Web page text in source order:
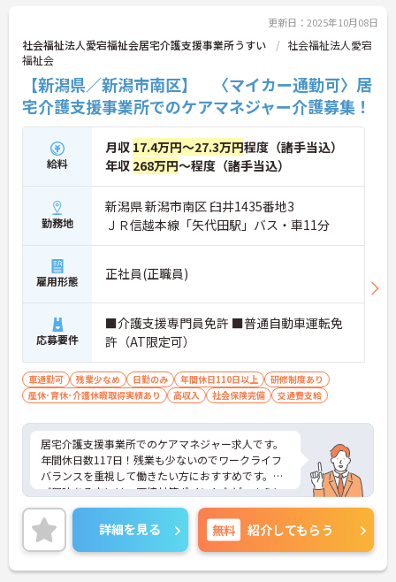
更新日：2025年10月08日
社会福祉法人愛宕福祉会居宅介護支援事業所うすい
社会福祉法人愛宕
福祉会
【新潟県／新潟市南区】 〈マイカー通勤可〉居
宅介護支援事業所でのケアマネジャー介護募集！
給料
月収 17.4万円～27.3万円程度（諸手当込）
年収 268万円～程度（諸手当込）
勤務地
新潟県 新潟市南区 臼井1435番地3
ＪＲ信越本線「矢代田駅」バス・車11分
雇用形態 正社員(正職員)
応募要件
■介護支援専門員免許 ■普通自動車運転免
許（AT限定可）
車通勤可 残業少なめ 日勤のみ 年間休日110日以上
研修制度あり
産休･育休･介護休暇取得実績あり
高収入 社会保険完備 交通費支給
居宅介護支援事業所でのケアマネジャー求人です。
年間休日数117日！残業も少ないのでワークライフ
バランスを重視して働きたい方におすすめです。
ご興味ある方には、面接対策ポイントなど、さらに
詳細をお話しいたしますのでお気軽にご相談くださ
い。
詳細を見る 無料 紹介してもらう